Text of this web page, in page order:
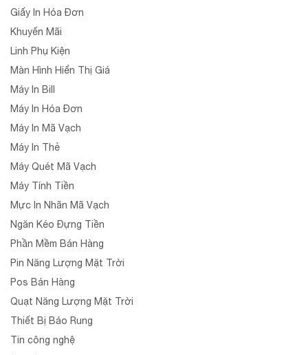
Giấy In Hóa Đơn
Khuyến Mãi
Linh Phụ Kiện
Màn Hình Hiển Thị Giá
Máy In Bill
Máy In Hóa Đơn
Máy In Mã Vạch
Máy In Thẻ
Máy Quét Mã Vạch
Máy Tính Tiền
Mực In Nhãn Mã Vạch
Ngăn Kéo Đựng Tiền
Phần Mềm Bán Hàng
Pin Năng Lượng Mặt Trời
Pos Bán Hàng
Quạt Năng Lượng Mặt Trời
Thiết Bị Báo Rung
Tin công nghệ